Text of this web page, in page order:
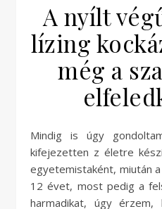
A nyílt
lízing
még a
Mindig is úgy gondoltam, hogy az iskola nem
kifejezetten z életre
egyetemistaként, miután
12 évet, most pedig a
harmadikat, úgy érzem,